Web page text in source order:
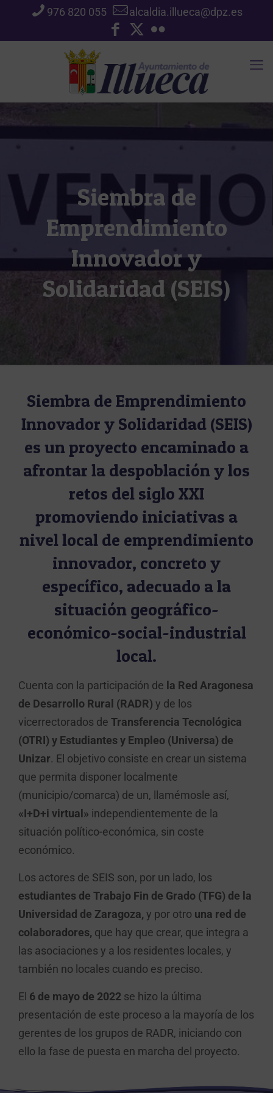
976 820 055 alcaldia.illueca@dpz.es
Siembra de
Emprendimiento
Innovador y
Solidaridad (SEIS)
Siembra de Emprendimiento
Innovador y Solidaridad (SEIS)
es un proyecto encaminado a
afrontar la despoblación y los
retos del siglo XXI
promoviendo iniciativas a
nivel local de emprendimiento
innovador, concreto y
específico, adecuado a la
situación geográfico-
económico-social-industrial
local.
Cuenta con la participación de la Red Aragonesa
de Desarrollo Rural (RADR) y de los
vicerrectorados de Transferencia Tecnológica
(OTRI) y Estudiantes y Empleo (Universa) de
Unizar. El objetivo consiste en crear un sistema
que permita disponer localmente
(municipio/comarca) de un, llamémosle así,
«I+D+i virtual» independientemente de la
situación político-económica, sin coste
económico.
Los actores de SEIS son, por un lado, los
estudiantes de Trabajo Fin de Grado (TFG) de la
Universidad de Zaragoza, y por otro una red de
colaboradores, que hay que crear, que integra a
las asociaciones y a los residentes locales, y
también no locales cuando es preciso.
El 6 de mayo de 2022 se hizo la última
presentación de este proceso a la mayoría de los
gerentes de los grupos de RADR, iniciando con
ello la fase de puesta en marcha del proyecto.